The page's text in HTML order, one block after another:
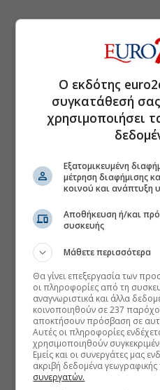
Ο εκδότης
συγκατάθεσή
χρησιμοποιήσει
Εξατομικευμένη
μέτρηση διαφήμισης
κοινού και ανάπτυξη
Αποθήκευση ή/και
συσκευής
Μάθετε περισσότερα
Θα γίνει επεξεργασία των
οι πληροφορίες από τη
αναγνωριστικά και άλλα
κοινοποιηθούν σε 237
αποκτήσουν πρόσβαση σε
Αυτές οι πληροφορίες
χρησιμοποιηθούν
Εμείς και οι συνεργάτες μας
ακριβή δεδομένα
συνεργατών.